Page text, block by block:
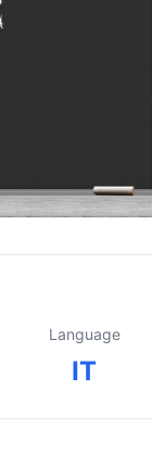
Language
IT